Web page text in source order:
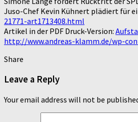
Juso-Chef Kevin Kühnert plädiert für
21771-art1713408.html
Artikel in der PDF Druck-Version:
http://www.andreas-klamm.de/wp-
Share
Leave a Reply
Your email address will not be